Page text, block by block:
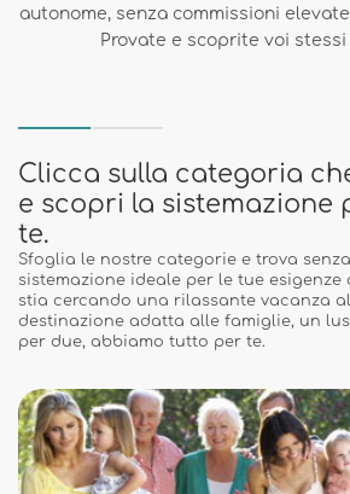
autonome, senza commissioni
Provate e scoprite voi
Clicca sulla categoria
e scopri la sistemazione
te.
Sfoglia le nostre categorie e trova
sistemazione ideale per le tue esigenze
stia cercando una rilassante vacanza
destinazione adatta alle famiglie, un
per due, abbiamo tutto per te.